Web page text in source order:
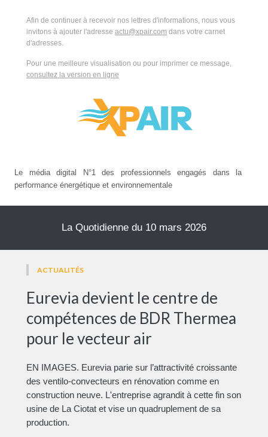
Afin de continuer à recevoir nos lettres d'informations, nous vous
invitons à ajouter l'adresse actu@xpair.com dans votre carnet
d'adresses.
Pour une meilleure visualisation ou pour imprimer ce message,
consultez la version en ligne
Le média digital N°1 des professionnels engagés dans la
performance énergétique et environnementale
La Quotidienne du 10 mars 2026
ACTUALITÉS
Eurevia devient le centre de
compétences de BDR Thermea
pour le vecteur air
EN IMAGES. Eurevia parie sur l’attractivité croissante
des ventilo-convecteurs en rénovation comme en
construction neuve. L'entreprise agrandit à cette fin son
usine de La Ciotat et vise un quadruplement de sa
production.